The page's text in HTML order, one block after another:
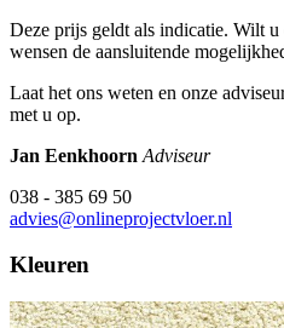
Deze prijs geldt als indicatie. Wilt
wensen de aansluitende
Laat het ons weten en onze
met u op.
Jan Eenkhoorn Adviseur
038 - 385 69 50
advies@onlineprojectvloer.nl
Kleuren